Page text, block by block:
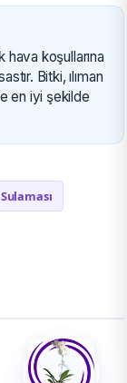
koşullarına
Bitki, ılıman
en iyi şekilde
Sulaması